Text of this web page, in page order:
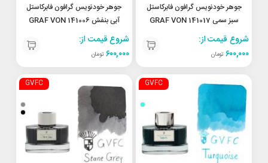
جوهر خودنویس گرافون فابرکاستل
سبز سمی 141017 GRAF VON
FABER-CASTELL Viper Green
شروع قیمت از:
۶۰۰,۰۰۰ تومان
جوهر خودنویس گرافون فابرکاستل
آبی بنفش 141006 GRAF VON
FABER-CASTELL Violet Blue
شروع قیمت از:
۶۰۰,۰۰۰ تومان
GVFC
GVFC